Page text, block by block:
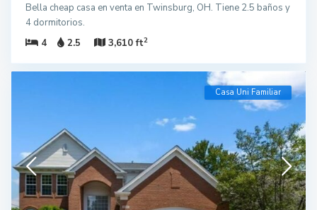
Bella cheap casa en venta en Twinsburg, OH. Tiene 2.5 baños y
4 dormitorios.
4
2.5 3,610 ft2
Casa Uni Familiar